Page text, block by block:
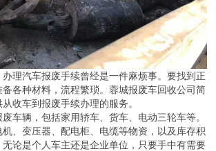
理汽车报废手续曾经是一件麻烦事。要找到正
各种材料，流程繁琐。蓉城报废车回收公司简
收车到报废手续办理的服务。
车辆，包括家用轿车、货车、电动三轮车等。
、变压器、配电柜、电缆等物资，以及库存积
论是个人车主还是企业单位，只要手中有需要